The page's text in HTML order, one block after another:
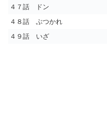
４７話 ドン
４８話 ぶつかれ
４９話 いざ